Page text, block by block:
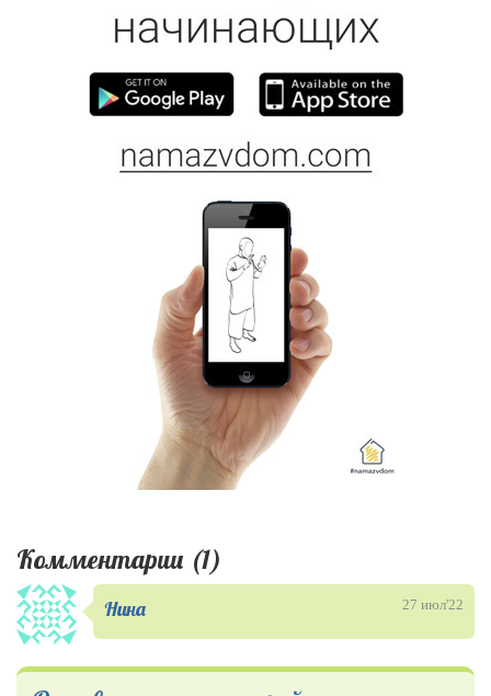
Комментарии (1)
Нина 27 июл'22